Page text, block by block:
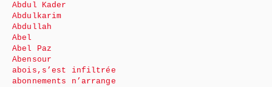
Abdul Kader
Abdulkarim
Abdullah
Abel
Abel Paz
Abensour
abois,s’est infiltrée
abonnements n’arrange